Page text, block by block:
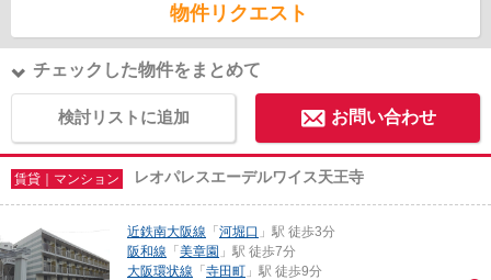
物件リクエスト
チェックした物件をまとめて
検討リストに追加 お問い合わせ
賃貸｜マンション レオパレスエーデルワイス天王寺
近鉄南大阪線 「 河堀口 」駅 徒歩3分
阪和線 「 美章園 」駅 徒歩7分
大阪環状線 「 寺田町 」駅 徒歩9分